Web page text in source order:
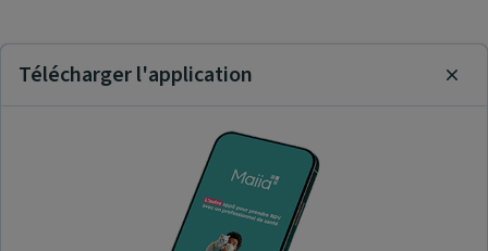
Télécharger l'application